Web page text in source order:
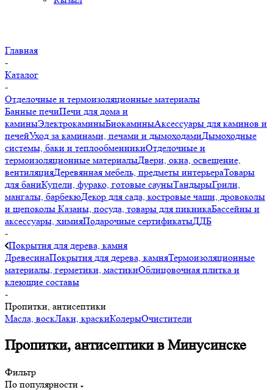
Главная
-
Каталог
-
Отделочные и термоизоляционные материалы
Банные печиПечи для дома и
каминыЭлектрокаминыБиокаминыАксессуары для каминов и
печейУход за каминами, печами и дымоходамиДымоходные
системы, баки и теплообменникиОтделочные и
термоизоляционные материалыДвери, окна, освещение,
вентиляцияДеревянная мебель, предметы интерьераТовары
для баниКупели, фурако, готовые сауныТандырыГрили,
мангалы, барбекюДекор для сада, костровые чаши, дровоколы
и щепоколы Казаны, посуда, товары для пикникаБассейны и
аксессуары, химияПодарочные сертификатыДДБ
-
Покрытия для дерева, камня
ДревесинаПокрытия для дерева, камняТермоизоляционные
материалы, герметики, мастикиОблицовочная плитка и
клеющие составы
-
Пропитки, антисептики
Масла, воскЛаки, краскиКолерыОчистители
Пропитки, антисептики в Минусинске
Фильтр
По популярности